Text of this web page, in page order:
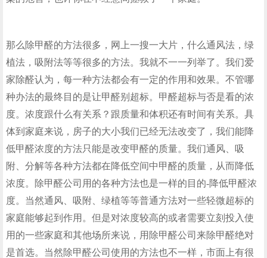
那么除甲醛的方法很多，网上一搜一大片，什么通风法，绿
植法，吸附法等等很多的方法。我就不一一列举了。我们爱
家除醛认为，每一种方法都会有一定的作用和效果。不管哪
种办法的最终目的是让甲醛别超标。甲醛超标与否是看的浓
度。浓度跟什么有关系？跟质量和体积还有时间有关系。具
体到家庭来说，房子的大小我们已经无法改变了，我们能降
低甲醛浓度的方法只能是改变甲醛的质量。我们通风、吸
附、分解等各种方法都在降低空间中甲醛的质量，从而降低
浓度。除甲醛公司用的各种方法也是一样的目的-降低甲醛浓
度。当然通风、吸附、绿植等等普通方法对一些轻微超标的
家庭能够起到作用。但是对浓度较高的或者需要立刻投入使
用的一些家庭和其他场所来说，用除甲醛公司来除甲醛绝对
是首选。当然除甲醛公司使用的方法也不一样，市面上有很